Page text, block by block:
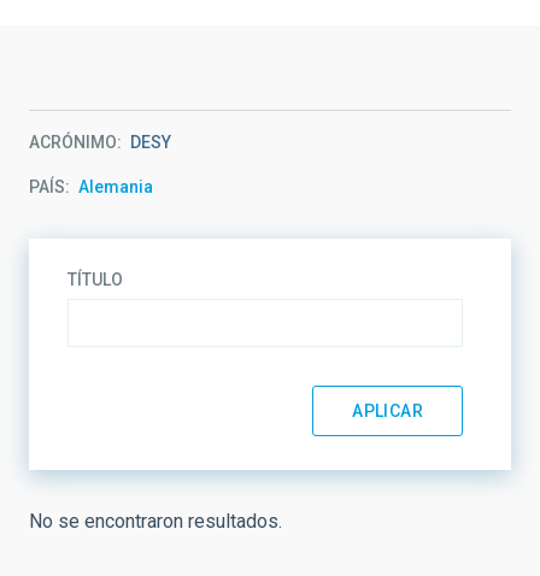
ACRÓNIMO DESY
PAÍS Alemania
TÍTULO
No se encontraron resultados.